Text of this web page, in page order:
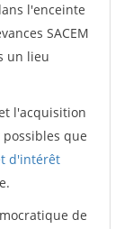
l'enceinte
SACEM
un lieu
l'acquisition
que
d'intérêt
de